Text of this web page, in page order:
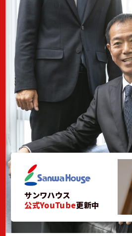
サンワハウス
公式YouTube更新中